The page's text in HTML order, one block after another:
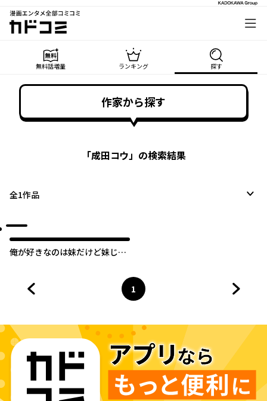
漫画エンタメ全部コミコミ
カドコミ
無料話増量 ランキング 探す
作家から探す
「成田コウ」の検索結果
全1作品
俺が好きなのは妹だけど妹じゃ
ページ
1
へ